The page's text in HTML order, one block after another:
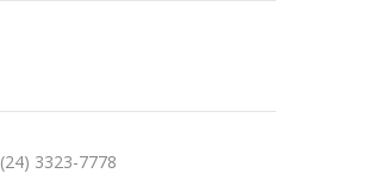
(24) 3323-7778